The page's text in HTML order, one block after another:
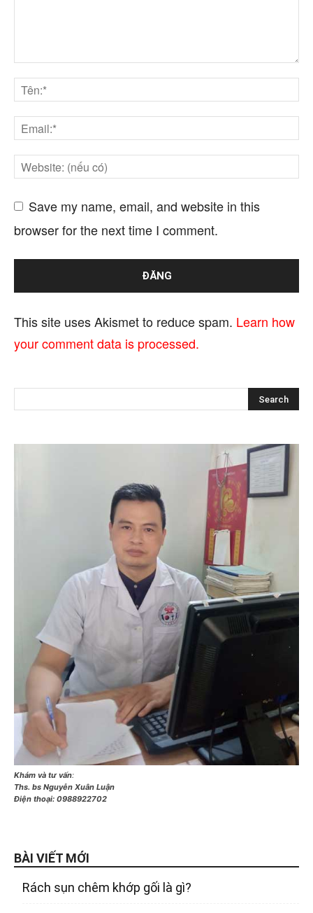
Save my name, email, and website in this
browser for the next time I comment.
This site uses Akismet to reduce spam. Learn how
your comment data is processed.
Khám và tư vấn:
Ths. bs Nguyễn Xuân Luận
Điện thoại: 0988922702
BÀI VIẾT MỚI
Rách sụn chêm khớp gối là gì?